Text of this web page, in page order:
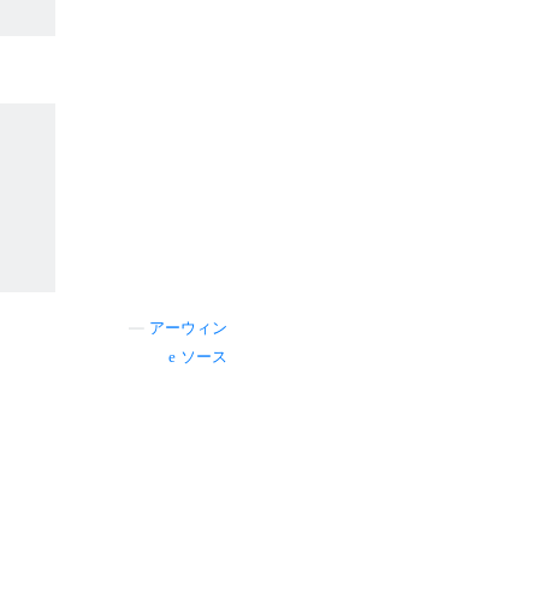
アーウィン
ソース